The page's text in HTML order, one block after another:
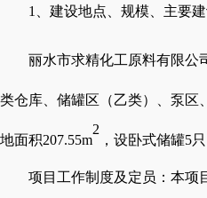
1、 建设地点、规模、主要
丽水市求精化工原料有限公
类仓库、储罐区（乙类）、泵区
地面积207.55m
2
，设卧式储罐5
项目工作制度及定员：本项